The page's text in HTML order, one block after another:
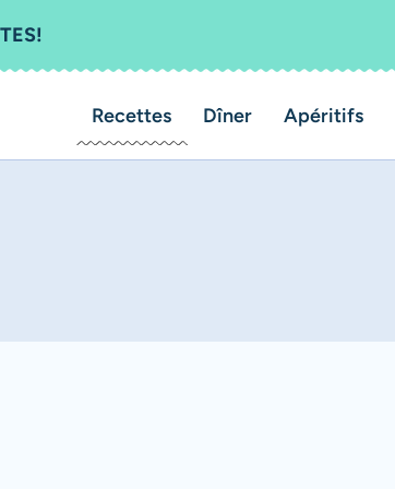
Recettes Dîner Apéritifs